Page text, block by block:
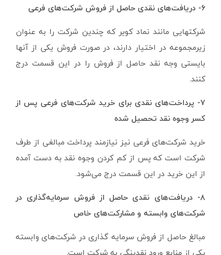
۶- دریافت‌های نقدی حاصل از فروش شرکت‌های فرعی
شرکتهایی مانند نماد کویر که چندین شرکت را به عنوان
زیرمجموعه در اختیار دارند، در صورت فروش یکی از آنها
بایستی وجه نقد حاصل از فروش را در این قسمت درج
کنند.
۷- پرداخت‌های نقدی برای خرید شرکت‌های فرعی پس از
کسر وجوه نقد تحصیل شده
خرید شرکت‌های فرعی نیز نیازمند پرداخت مبالغی از طرف
شرکت است که پس از کم کردن وجوه نقد به دست آمده
از این خرید در این قسمت درج می‌شود.
۸- دریافت‌های نقدی حاصل از فروش سرمایه‌گذاری در
شرکت‌های وابسته و مشارکت‌های خاص
مبالغ حاصل از فروش سرمایه گذاری در شرکت‌های وابسته